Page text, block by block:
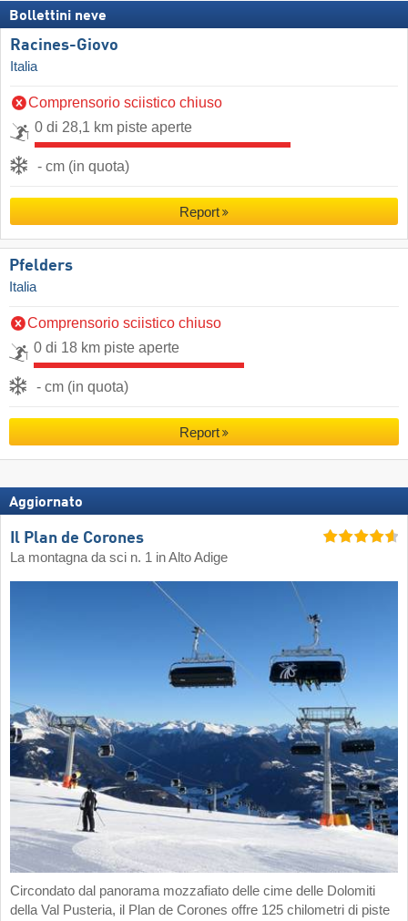
Bollettini neve
Racines-Giovo
Italia
Comprensorio sciistico chiuso
0 di 28,1 km piste aperte
- cm (in quota)
Report
Pfelders
Italia
Comprensorio sciistico chiuso
0 di 18 km piste aperte
- cm (in quota)
Report
Aggiornato
Il Plan de Corones
La montagna da sci n. 1 in Alto Adige
Circondato dal panorama mozzafiato delle cime delle Dolomiti
della Val Pusteria, il Plan de Corones offre 125 chilometri di piste